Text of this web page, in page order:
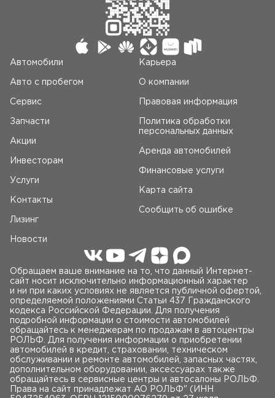
Автомобили
Авто c пробегом
Сервис
Запчасти
Акции
Инвесторам
Услуги
Контакты
Лизинг
Новости
Карьера
О компании
Правовая информация
Политика обработки
персональных данных
Аренда автомобилей
Финансовые услуги
Карта сайта
Сообщить об ошибке
Обращаем ваше внимание на то, что данный Интернет-
сайт носит исключительно информационный характер
и ни при каких условиях не является публичной офертой,
определяемой положениями Статьи 437 Гражданского
кодекса Российской Федерации. Для получения
подробной информации о стоимости автомобилей
обращайтесь к менеджерам по продажам в автоцентры
РОЛЬФ. Для получения информации о приобретении
автомобилей в кредит, страховании, техническом
обслуживании и ремонте автомобилей, запасных частях,
дополнительном оборудовании, аксессуарах также
обращайтесь в сервисные центры и автосалоны РОЛЬФ.
Права на сайт принадлежат AO РОЛЬФ" (ИНН